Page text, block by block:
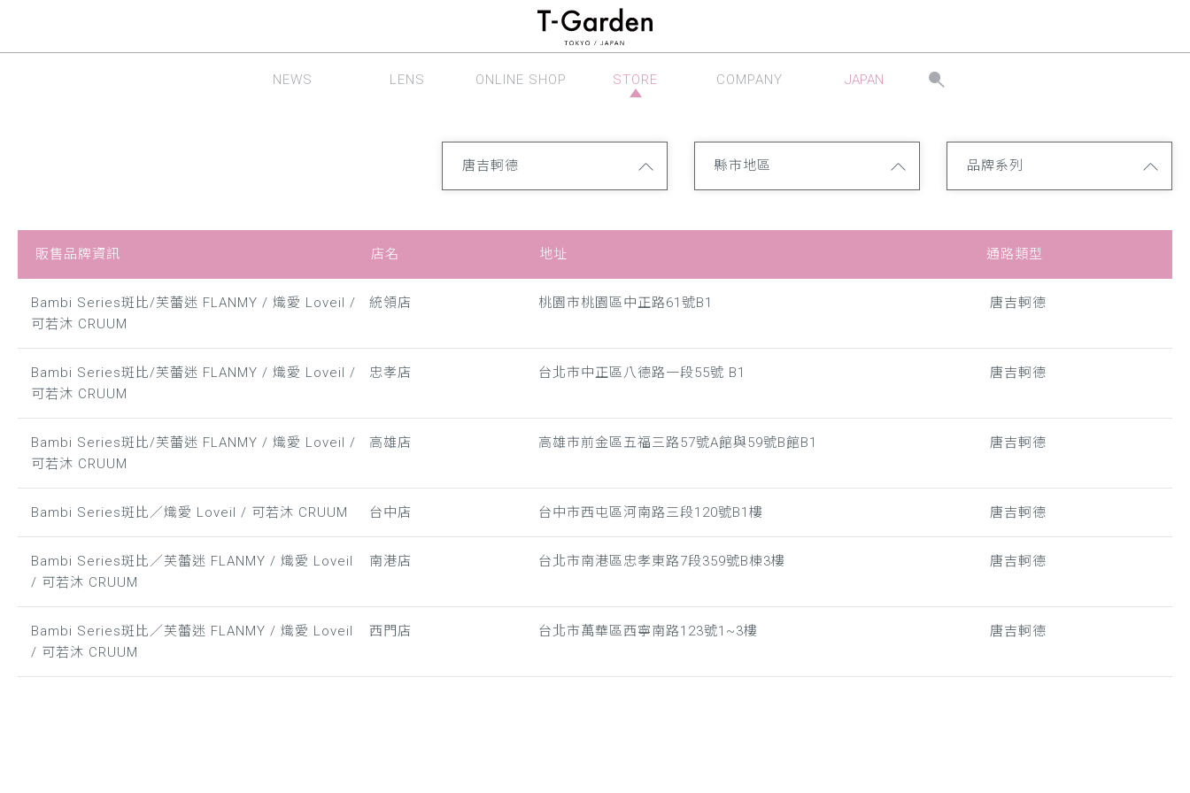
NEWS LENS ONLINE SHOP STORE COMPANY JAPAN
唐吉軻德 縣市地區 品牌系列
販售品牌資訊 店名 地址 通路類型
Bambi Series斑比/芙蕾迷 FLANMY / 熾愛 Loveil /
可若沐 CRUUM
統領店 桃園市桃園區中正路61號B1 唐吉軻德
Bambi Series斑比/芙蕾迷 FLANMY / 熾愛 Loveil /
可若沐 CRUUM
忠孝店 台北市中正區八德路一段55號 B1 唐吉軻德
Bambi Series斑比/芙蕾迷 FLANMY / 熾愛 Loveil /
可若沐 CRUUM
高雄店 高雄市前金區五福三路57號A館與59號B館B1 唐吉軻德
Bambi Series斑比／熾愛 Loveil / 可若沐 CRUUM 台中店 台中市西屯區河南路三段120號B1樓 唐吉軻德
Bambi Series斑比／芙蕾迷 FLANMY / 熾愛 Loveil
/ 可若沐 CRUUM
南港店 台北市南港區忠孝東路7段359號B棟3樓 唐吉軻德
Bambi Series斑比／芙蕾迷 FLANMY / 熾愛 Loveil
/ 可若沐 CRUUM
西門店 台北市萬華區西寧南路123號1~3樓 唐吉軻德